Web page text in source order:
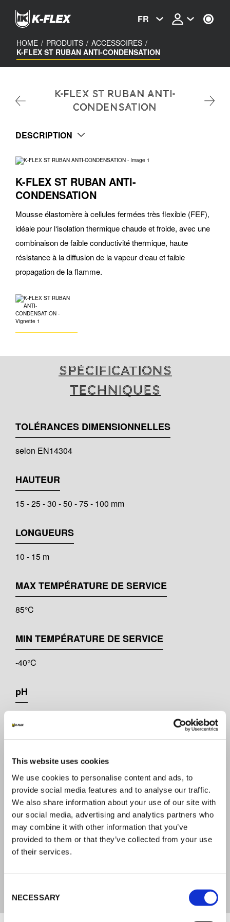
This website uses cookies
We use cookies to personalise content and ads, to
provide social media features and to analyse our traffic.
We also share information about your use of our site with
our social media, advertising and analytics partners who
may combine it with other information that you’ve
provided to them or that they’ve collected from your use
of their services.
Selection
NECESSARY
content
FR
HOME / PRODUITS / ACCESSOIRES /
K-FLEX ST RUBAN ANTI-CONDENSATION
K-FLEX ST RUBAN ANTI-
CONDENSATION
DESCRIPTION
K-FLEX ST RUBAN ANTI-
CONDENSATION
Mousse élastomère à cellules fermées très flexible (FEF),
idéale pour l‘isolation thermique chaude et froide, avec une
combinaison de faible conductivité thermique, haute
résistance à la diffusion de la vapeur d‘eau et faible
propagation de la flamme.
Spécifications
techniques
TOLÉRANCES DIMENSIONNELLES
selon EN14304
HAUTEUR
15 - 25 - 30 - 50 - 75 - 100 mm
LONGUEURS
10 - 15 m
MAX TEMPÉRATURE DE SERVICE
85°C
MIN TEMPÉRATURE DE SERVICE
-40°C
pH
ÉPAISSEURS
3mm
ABSORPTION D’EAU (EN 13472)
<0,1 %